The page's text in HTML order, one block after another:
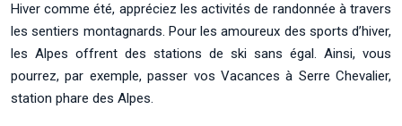
Hiver comme été, appréciez les activités de randonnée à travers
les sentiers montagnards. Pour les amoureux des sports d’hiver,
les Alpes offrent des stations de ski sans égal. Ainsi, vous
pourrez, par exemple, passer vos Vacances à Serre Chevalier,
station phare des Alpes.